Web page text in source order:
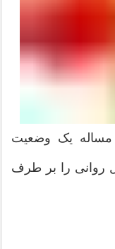
مساله یک وضعیت
روانی را بر طرف